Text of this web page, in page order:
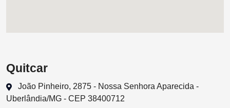
Quitcar
João Pinheiro, 2875 - Nossa Senhora Aparecida -
Uberlândia/MG - CEP 38400712